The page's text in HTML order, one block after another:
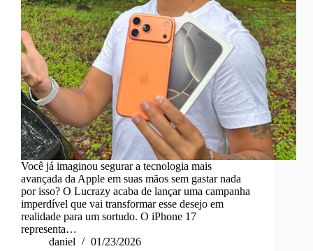
Você já imaginou segurar a tecnologia mais
avançada da Apple em suas mãos sem gastar nada
por isso? O Lucrazy acaba de lançar uma campanha
imperdível que vai transformar esse desejo em
realidade para um sortudo. O iPhone 17
representa…
daniel
01/23/2026